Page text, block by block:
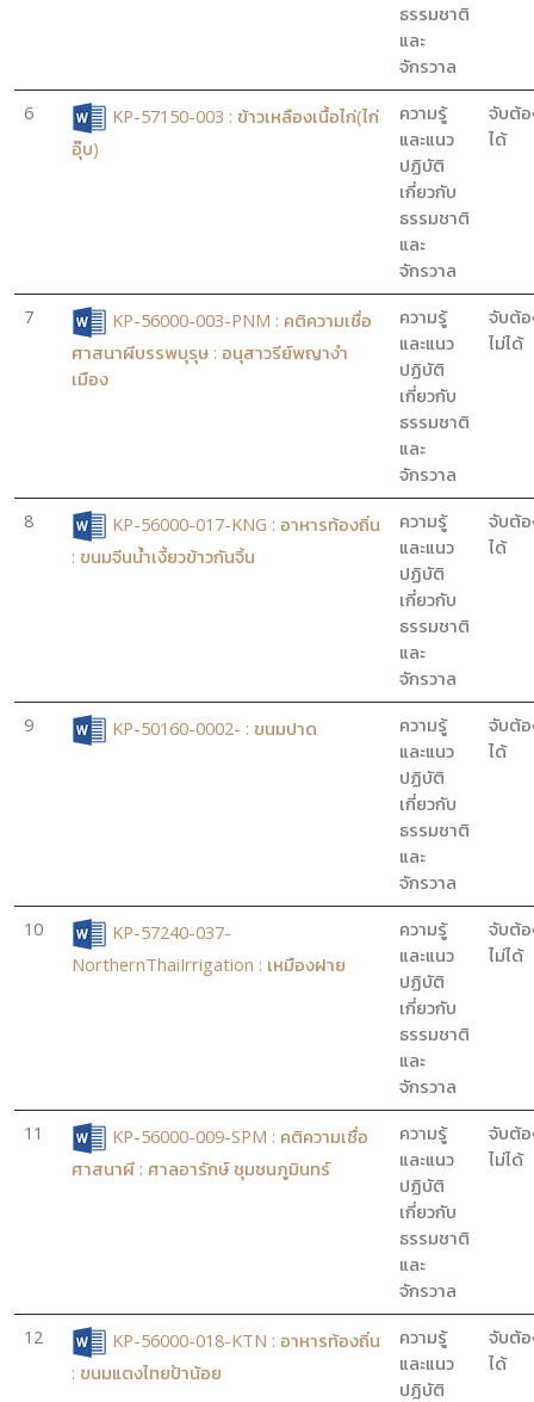
ธรรมชาติ
และ
จักรวาล
6
KP-57150-003 : ข้าวเหลืองเนื้อไก่(ไก่
อุ๊บ)
ความรู้
และแนว
ปฏิบัติ
เกี่ยวกับ
ธรรมชาติ
และ
จักรวาล
จับต้
ได้
7
KP-56000-003-PNM : คติความเชื่อ
ศาสนาผีบรรพบุรุษ : อนุสาวรีย์พญางำ
เมือง
ความรู้
และแนว
ปฏิบัติ
เกี่ยวกับ
ธรรมชาติ
และ
จักรวาล
จับต้
ไม่ได้
8
KP-56000-017-KNG : อาหารท้องถิ่น
: ขนมจีนน้ำเงี้ยวข้าวกันจิ้น
ความรู้
และแนว
ปฏิบัติ
เกี่ยวกับ
ธรรมชาติ
และ
จักรวาล
จับต้
ได้
9 KP-50160-0002- : ขนมปาด
ความรู้
และแนว
ปฏิบัติ
เกี่ยวกับ
ธรรมชาติ
และ
จักรวาล
จับต้
ได้
10
KP-57240-037-
NorthernThaiIrrigation : เหมืองฝาย
ความรู้
และแนว
ปฏิบัติ
เกี่ยวกับ
ธรรมชาติ
และ
จักรวาล
จับต้
ไม่ได้
11
KP-56000-009-SPM : คติความเชื่อ
ศาสนาผี : ศาลอารักษ์ ชุมชนภูมินทร์
ความรู้
และแนว
ปฏิบัติ
เกี่ยวกับ
ธรรมชาติ
และ
จักรวาล
จับต้
ไม่ได้
12
KP-56000-018-KTN : อาหารท้องถิ่น
: ขนมแตงไทยป้าน้อย
ความรู้
และแนว
ปฏิบัติ
จับต้
ได้